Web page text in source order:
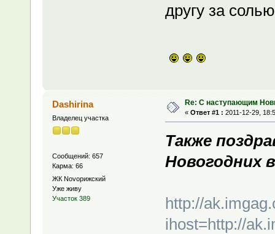
другу за
Dashirina
Владелец участка
Сообщений: 657
Карма: 66
ЖК Novoрижский
Уже живу
Участок 389
Re: С наступающим
« Ответ #1 : 2011-12-29,
Также
Новогодних
http://
ihost=http://